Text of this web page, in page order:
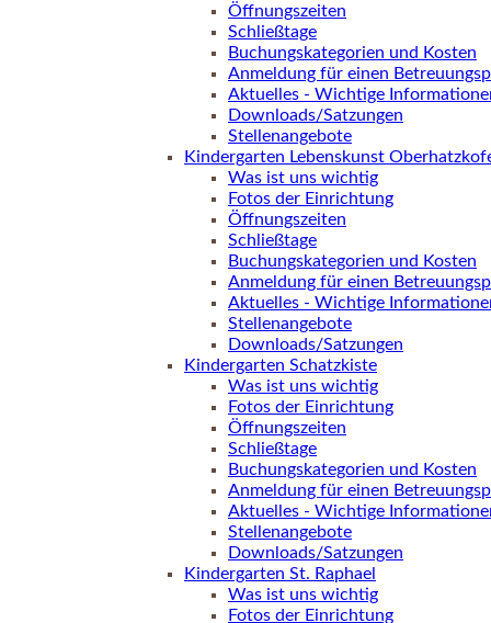
Öffnungszeiten
Schließtage
Buchungskategorien und Kosten
Anmeldung für einen
Aktuelles - Wichtige
Downloads/Satzungen
Stellenangebote
Kindergarten Lebenskunst
Was ist uns wichtig
Fotos der Einrichtung
Öffnungszeiten
Schließtage
Buchungskategorien und Kosten
Anmeldung für einen
Aktuelles - Wichtige
Stellenangebote
Downloads/Satzungen
Kindergarten Schatzkiste
Was ist uns wichtig
Fotos der Einrichtung
Öffnungszeiten
Schließtage
Buchungskategorien und Kosten
Anmeldung für einen
Aktuelles - Wichtige
Stellenangebote
Downloads/Satzungen
Kindergarten St. Raphael
Was ist uns wichtig
Fotos der Einrichtung